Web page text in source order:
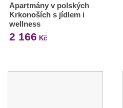
Apartmány v polských
Krkonoších s jídlem i
wellness
2 166 Kč